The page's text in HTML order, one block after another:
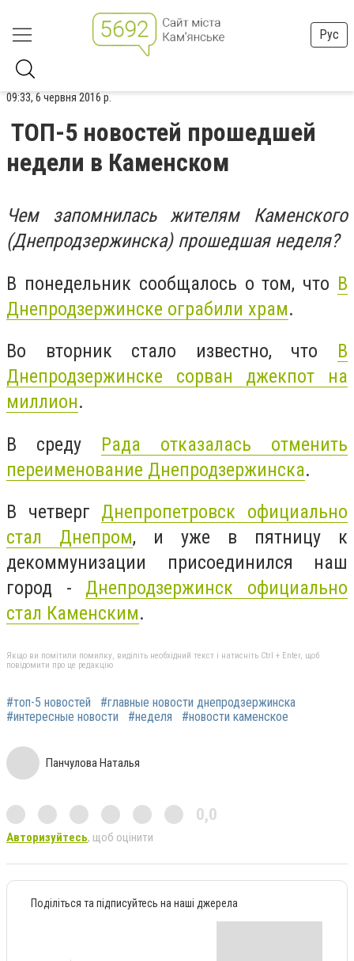
Рус
09:33, 6 червня 2016 р.
ТОП-5 новостей прошедшей
недели в Каменском
Чем запомнилась жителям Каменского
(Днепродзержинска) прошедшая неделя?
В понедельник сообщалось о том, что В
Днепродзержинске ограбили храм.
Во вторник стало известно, что В
Днепродзержинске сорван джекпот на
миллион.
В среду Рада отказалась отменить
переименование Днепродзержинска.
В четверг Днепропетровск официально
стал Днепром, и уже в пятницу к
декоммунизации присоединился наш
город - Днепродзержинск официально
стал Каменским.
Якщо ви помітили помилку, виділіть необхідний текст і натисніть Ctrl + Enter, щоб
повідомити про це редакцію
#топ-5 новостей
#главные новости днепродзержинска
#интересные новости
#неделя #новости каменское
Панчулова Наталья
0,0
Авторизуйтесь, щоб оцінити
Поділіться та підписуйтесь на наші джерела